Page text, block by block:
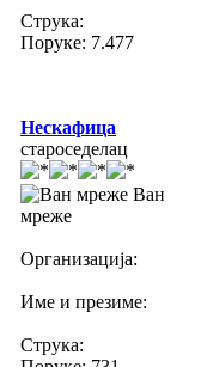
Струка:
Поруке: 7.477
Нескафица
староседелац
Ван
мреже
Организација:
Име и презиме:
Струка: